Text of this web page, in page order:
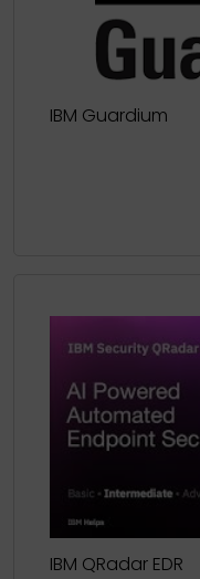
IBM Guardium
IBM QRadar EDR